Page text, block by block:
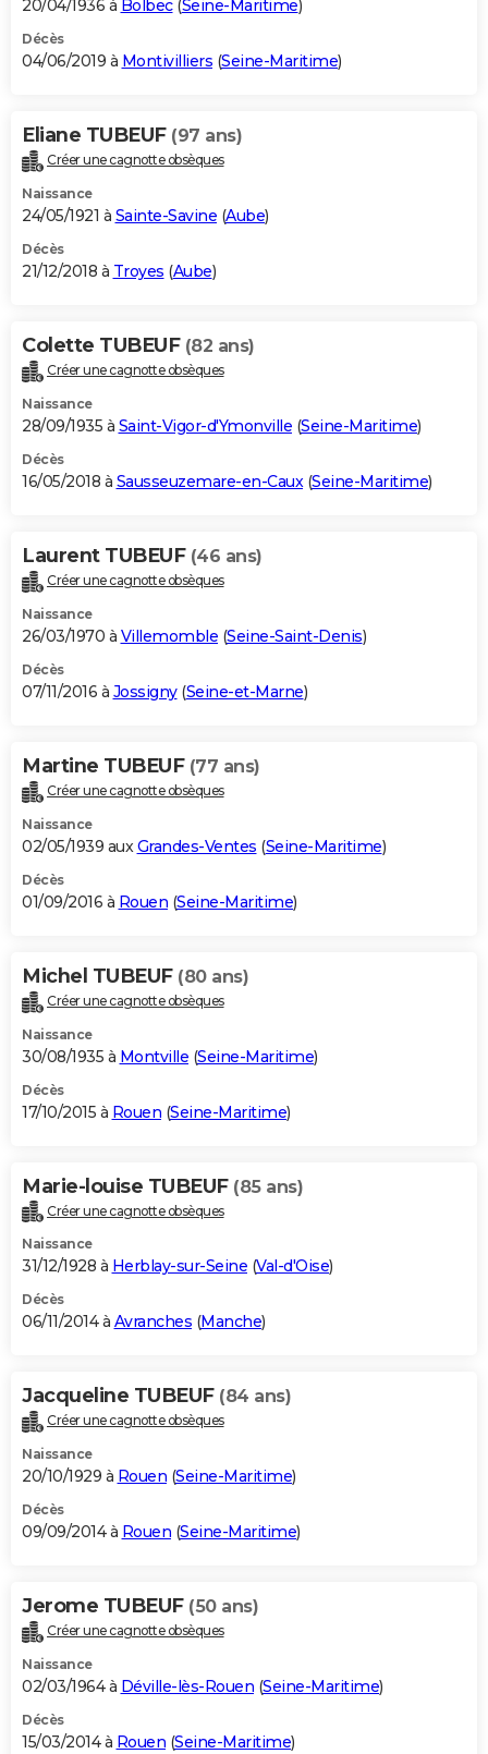
20/04/1936 à Bolbec(Seine-Maritime)
Décès
04/06/2019 à Montivilliers (Seine-Maritime)
Eliane TUBEUF (97 ans)
Créer une cagnotte obsèques
Naissance
24/05/1921 à Sainte-Savine (Aube)
Décès
21/12/2018 à Troyes (Aube)
Colette TUBEUF (82 ans)
Créer une cagnotte obsèques
Naissance
28/09/1935 à Saint-Vigor-d'Ymonville (Seine-Maritime)
Décès
16/05/2018 à Sausseuzemare-en-Caux(Seine-Maritime)
Laurent TUBEUF (46 ans)
Créer une cagnotte obsèques
Naissance
26/03/1970 à Villemomble (Seine-Saint-Denis)
Décès
07/11/2016 à Jossigny(Seine-et-Marne)
Martine TUBEUF (77 ans)
Créer une cagnotte obsèques
Naissance
02/05/1939 auxGrandes-Ventes (Seine-Maritime)
Décès
01/09/2016 à Rouen (Seine-Maritime)
Michel TUBEUF (80 ans)
Créer une cagnotte obsèques
Naissance
30/08/1935 à Montville (Seine-Maritime)
Décès
17/10/2015 à Rouen (Seine-Maritime)
Marie-louise TUBEUF (85 ans)
Créer une cagnotte obsèques
Naissance
31/12/1928 à Herblay-sur-Seine (Val-d'Oise)
Décès
06/11/2014 à Avranches (Manche)
Jacqueline TUBEUF (84 ans)
Créer une cagnotte obsèques
Naissance
20/10/1929 à Rouen (Seine-Maritime)
Décès
09/09/2014 à Rouen (Seine-Maritime)
Jerome TUBEUF (50 ans)
Créer une cagnotte obsèques
Naissance
02/03/1964 à Déville-lès-Rouen (Seine-Maritime)
Décès
15/03/2014 à Rouen (Seine-Maritime)